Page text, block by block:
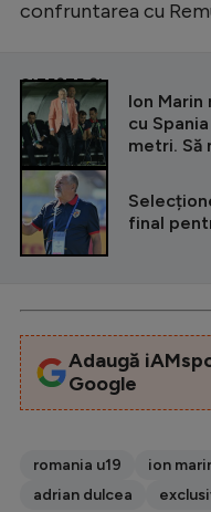
confruntarea cu
CITEȘTE ȘI
Ion Marin
cu
metri. Să
final
Adaugă
Google
romania u19 ion
adrian dulcea